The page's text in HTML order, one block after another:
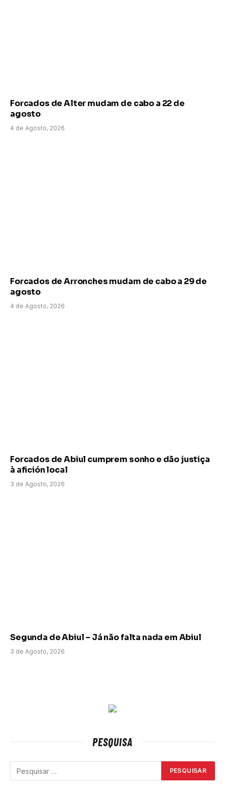
Forcados de Alter mudam de cabo a 22 de
agosto
4 de Agosto, 2026
Forcados de Arronches mudam de cabo a 29 de
agosto
4 de Agosto, 2026
Forcados de Abiul cumprem sonho e dão justiça
à afición local
3 de Agosto, 2026
Segunda de Abiul – Já não falta nada em Abiul
3 de Agosto, 2026
PESQUISA